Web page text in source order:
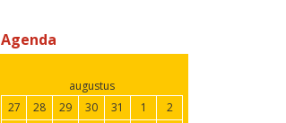
Agenda
augustus
27
28 29 30 31 1
2